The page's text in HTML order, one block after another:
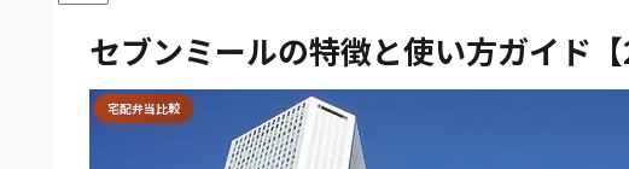
セブンミールの特徴と使い方ガイド【
宅配弁当比較